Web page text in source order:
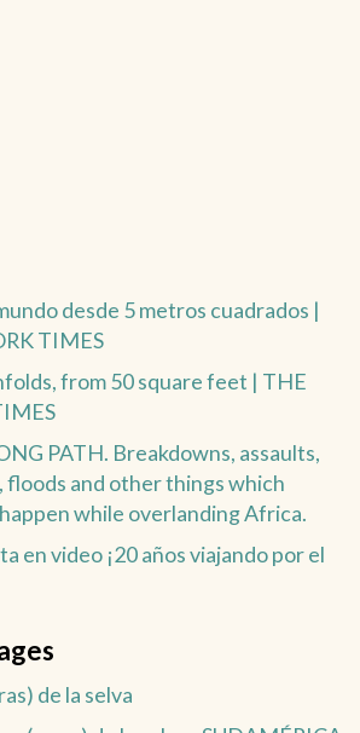
desde 5 metros cuadrados |
TIMES
from 50 square feet | THE
PATH. Breakdowns, assaults,
floods and other things which
while overlanding Africa.
en video ¡20 años viajando por el
de la selva